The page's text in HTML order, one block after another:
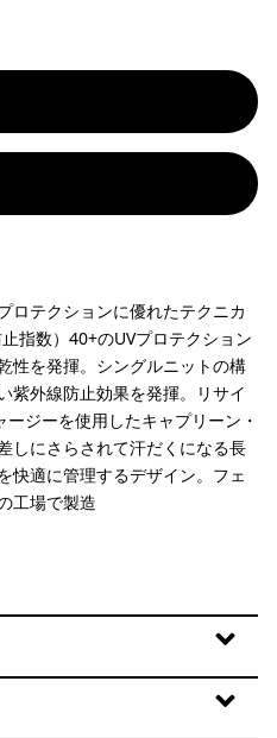
ロテクションに優れたテクニカ
指数）40+のUVプロテクション
性を発揮。シングルニットの構
紫外線防止効果を発揮。リサイ
ジーを使用したキャプリーン・
しにさらされて汗だくになる長
快適に管理するデザイン。フェ
工場で製造